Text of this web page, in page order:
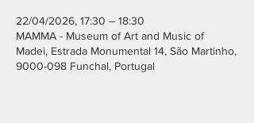
22/04/2026, 17:30 – 18:30
MAMMA - Museum of Art and Music of
Madei, Estrada Monumental 14, São Martinho,
9000-098 Funchal, Portugal